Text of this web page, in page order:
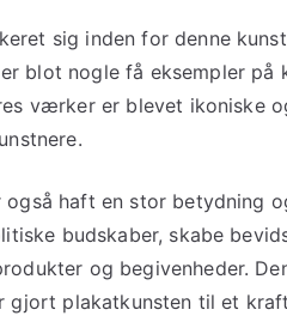
sig inden for denne
blot nogle få eksempler på
værker er blevet ikoniske
haft en stor betydning
budskaber, skabe
og begivenheder.
gjort plakatkunsten til et